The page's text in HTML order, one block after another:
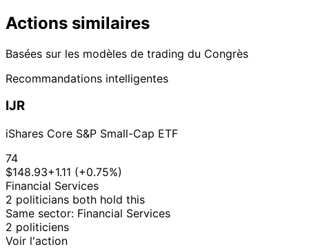
Actions similaires
Basées sur les modèles de trading du Congrès
Recommandations intelligentes
IJR
iShares Core S&P Small-Cap ETF
74
$148.93+1.11 (+0.75%)
Financial Services
2 politicians both hold this
Same sector: Financial Services
2 politiciens
Voir l'action